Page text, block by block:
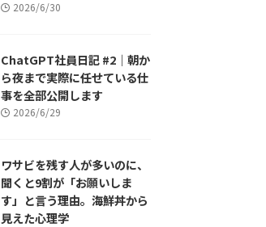
2026/6/30
ChatGPT社員日記 #2｜朝か
ら夜まで実際に任せている仕
事を全部公開します
2026/6/29
ワサビを残す人が多いのに、
聞くと9割が「お願いしま
す」と言う理由。海鮮丼から
見えた心理学